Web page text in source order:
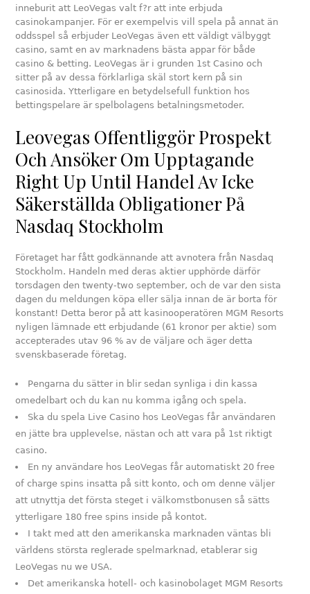
inneburit att LeoVegas valt f?r att inte erbjuda
casinokampanjer. För er exempelvis vill spela på annat än
oddsspel så erbjuder LeoVegas även ett väldigt välbyggt
casino, samt en av marknadens bästa appar för både
casino & betting. LeoVegas är i grunden 1st Casino och
sitter på av dessa förklarliga skäl stort kern på sin
casinosida. Ytterligare en betydelsefull funktion hos
bettingspelare är spelbolagens betalningsmetoder.
Leovegas Offentliggör Prospekt
Och Ansöker Om Upptagande
Right Up Until Handel Av Icke
Säkerställda Obligationer På
Nasdaq Stockholm
Företaget har fått godkännande att avnotera från Nasdaq
Stockholm. Handeln med deras aktier upphörde därför
torsdagen den twenty-two september, och de var den sista
dagen du meldungen köpa eller sälja innan de är borta för
konstant! Detta beror på att kasinooperatören MGM Resorts
nyligen lämnade ett erbjudande (61 kronor per aktie) som
accepterades utav 96 % av de väljare och äger detta
svenskbaserade företag.
Pengarna du sätter in blir sedan synliga i din kassa
omedelbart och du kan nu komma igång och spela.
Ska du spela Live Casino hos LeoVegas får användaren
en jätte bra upplevelse, nästan och att vara på 1st riktigt
casino.
En ny användare hos LeoVegas får automatiskt 20 free
of charge spins insatta på sitt konto, och om denne väljer
att utnyttja det första steget i välkomstbonusen så sätts
ytterligare 180 free spins inside på kontot.
I takt med att den amerikanska marknaden väntas bli
världens största reglerade spelmarknad, etablerar sig
LeoVegas nu we USA.
Det amerikanska hotell- och kasinobolaget MGM Resorts